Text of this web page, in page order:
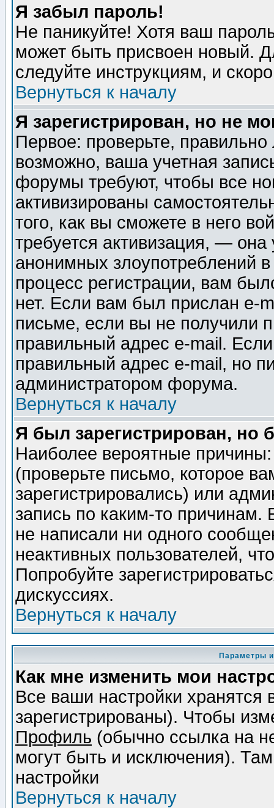
Я забыл пароль!
Не паникуйте! Хотя ваш
может быть присвоен новый.
следуйте инструкциям, и
Вернуться к началу
Я зарегистрирован, но не
Первое: проверьте,
возможно, ваша учетная
форумы требуют, чтобы все
активизированы
того, как вы сможете в него
требуется активизация, —
анонимных злоупотреблений
процесс регистрации, вам
нет. Если вам был прислан e-
письме, если вы не получили
правильный адрес e-mail.
правильный адрес e-mail, но
администратором форума.
Вернуться к началу
Я был зарегистрирован, но
Наиболее вероятные
(проверьте письмо, которое
зарегистрировались) или
запись по каким-то
не написали ни одного
неактивных пользователей,
Попробуйте
дискуссиях.
Вернуться к началу
Параметры
Как мне изменить мои
Все ваши настройки
зарегистрированы). Чтобы
Профиль (обычно ссылка на
могут быть и исключения).
настройки
Вернуться к началу